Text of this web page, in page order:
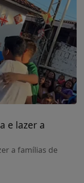
e lazer a
a famílias de